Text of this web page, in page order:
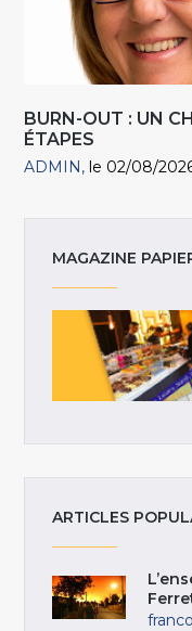
BURN-OUT : UN
ÉTAPES
ADMIN le 02/08/
MAGAZINE
ARTICLES